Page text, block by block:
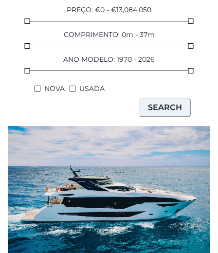
PREÇO: €0 - €13,084,050
COMPRIMENTO: 0m - 37m
ANO MODELO: 1970 - 2026
NOVA USADA
SEARCH